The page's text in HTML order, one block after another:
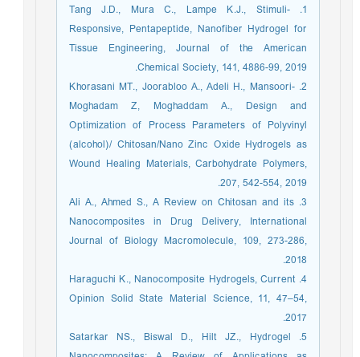
1. Tang J.D., Mura C., Lampe K.J., Stimuli-
Responsive, Pentapeptide, Nanofiber Hydrogel for
Tissue Engineering, Journal of the American
Chemical Society, 141, 4886-99, 2019.
2. Khorasani MT., Joorabloo A., Adeli H., Mansoori-
Moghadam Z, Moghaddam A., Design and
Optimization of Process Parameters of Polyvinyl
(alcohol)/ Chitosan/Nano Zinc Oxide Hydrogels as
Wound Healing Materials, Carbohydrate Polymers,
207, 542-554, 2019.
3. Ali A., Ahmed S., A Review on Chitosan and its
Nanocomposites in Drug Delivery, International
Journal of Biology Macromolecule, 109, 273-286,
2018.
4. Haraguchi K., Nanocomposite Hydrogels, Current
Opinion Solid State Material Science, 11, 47–54,
2017.
5. Satarkar NS., Biswal D., Hilt JZ., Hydrogel